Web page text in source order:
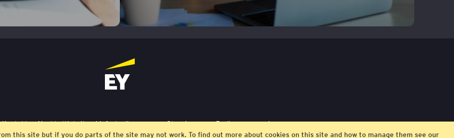
this site but if you do parts of the site may not work. To find out more about cookies on this site and how to manage them see our
Kontakt Nachhaltigkeit Lieferbedingungen Stornierung Bedingungen Impressum